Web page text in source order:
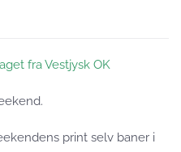
fra Vestjysk OK
print selv baner i